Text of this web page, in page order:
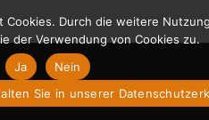
Cookies. Durch die weitere
der Verwendung von Cookies zu.
Ja
Nein
Sie in unserer